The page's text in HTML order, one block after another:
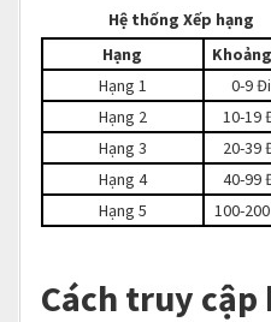
Hệ thống Xếp hạng
Hạng
Hạng 1
0-9
Hạng 2
10-19
Hạng 3
20-39
Hạng 4
40-99
Hạng 5
100-
Cách truy cập